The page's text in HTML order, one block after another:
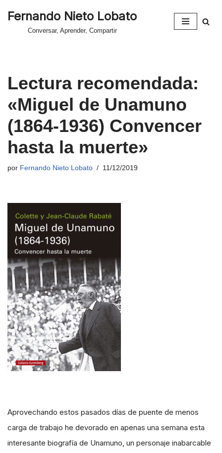
Fernando Nieto Lobato
Conversar, Aprender, Compartir
Lectura recomendada:
«Miguel de Unamuno
(1864-1936) Convencer
hasta la muerte»
por Fernando Nieto Lobato 11/12/2019
Aprovechando estos pasados días de puente de menos
carga de trabajo he devorado en apenas una semana esta
interesante biografía de Unamuno, un personaje inabarcable